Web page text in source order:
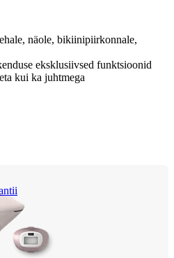
näole, bikiinipiirkonnale,
eksklusiivsed funktsioonid
kui ka juhtmega